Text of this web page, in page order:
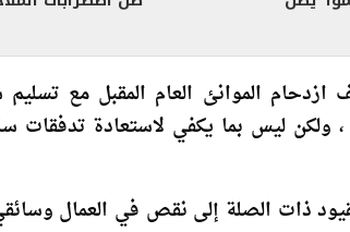
الموانئ العام المقبل مع
ولكن ليس بما يكفي لاستعادة تدفقات
ذات الصلة إلى نقص في العمال وسائقي
أدى إلى إبطاء حركة البضائع داخل